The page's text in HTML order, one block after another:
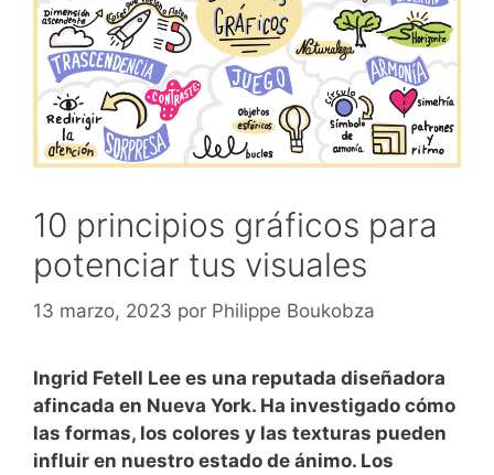
10 principios gráficos para
potenciar tus visuales
13 marzo, 2023 por Philippe Boukobza
Ingrid Fetell Lee es una reputada diseñadora
afincada en Nueva York. Ha investigado cómo
las formas, los colores y las texturas pueden
influir en nuestro estado de ánimo. Los